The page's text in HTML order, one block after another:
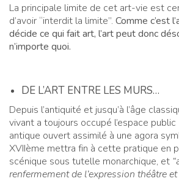
La principale limite de cet art-vie est
d’avoir “interdit la limite”. Comme c’est
décide ce qui fait art, l’art peut donc
n’importe quoi.
DE L’ART ENTRE LES MURS…
Depuis l’antiquité et jusqu’à l’âge
vivant a toujours occupé l’espace
antique ouvert assimilé à une agora
XVIIème mettra fin à cette pratique en
scénique sous tutelle monarchique, et
renfermement de l’expression théâtre